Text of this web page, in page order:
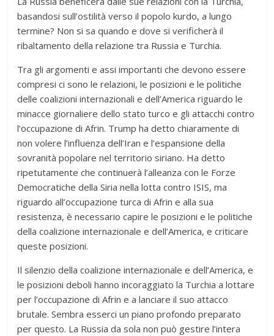
basandosi sull’ostilità verso il popolo kurdo, a lungo
termine? Non si sa quando e dove si verificherà il
ribaltamento della relazione tra Russia e Turchia.
Tra gli argomenti e assi importanti che devono essere
compresi ci sono le relazioni, le posizioni e le politiche
delle coalizioni internazionali e dell’America riguardo le
minacce giornaliere dello stato turco e gli attacchi contro
l’occupazione di Afrin. Trump ha detto chiaramente di
non volere l’influenza dell’Iran e l’espansione della
sovranità popolare nel territorio siriano. Ha detto
ripetutamente che continuerà l’alleanza con le Forze
Democratiche della Siria nella lotta contro ISIS, ma
riguardo all’occupazione turca di Afrin e alla sua
resistenza, è necessario capire le posizioni e le politiche
della coalizione internazionale e dell’America, e criticare
queste posizioni.
Il silenzio della coalizione internazionale e dell’America, e
le posizioni deboli hanno incoraggiato la Turchia a lottare
per l’occupazione di Afrin e a lanciare il suo attacco
brutale. Sembra esserci un piano profondo preparato
per questo. La Russia da sola non può gestire l’intera